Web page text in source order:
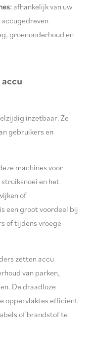
afhankelijk van uw
groenonderhoud en
inzetbaar. Ze
gebruikers en
machines voor
en het
of
een groot voordeel bij
of tijdens vroege
zetten accu
van parken,
De draadloze
oppervlaktes efficiënt
of brandstof te